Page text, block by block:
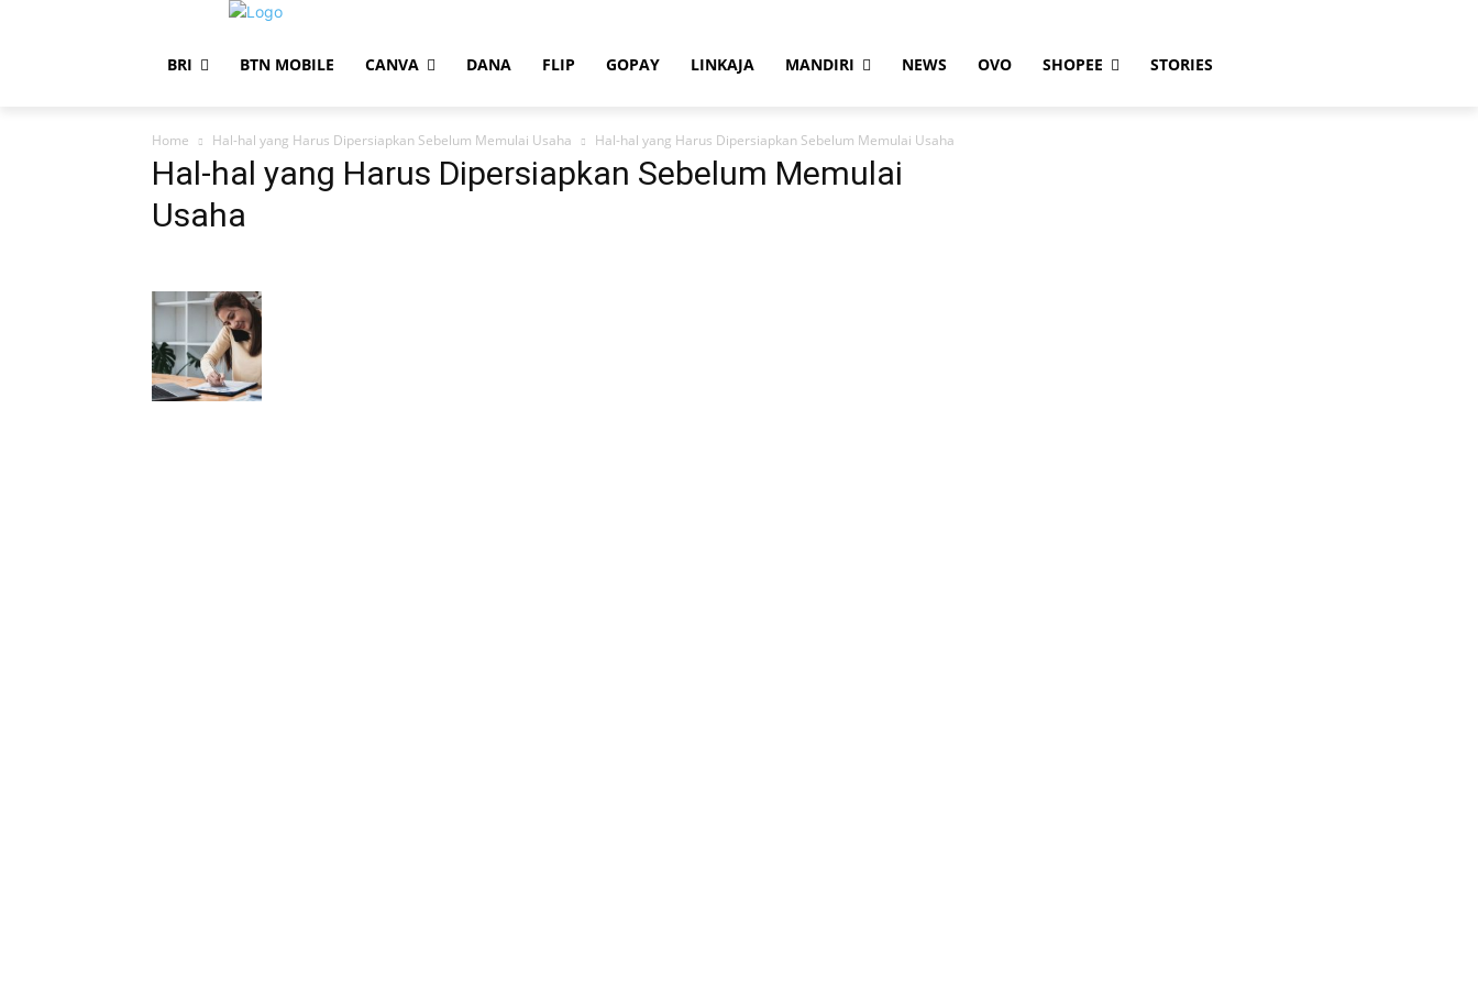
BRI BTN MOBILE CANVA DANA FLIP GOPAY LINKAJA MANDIRI NEWS OVO SHOPEE STORIES
Home Hal-hal yang Harus Dipersiapkan Sebelum Memulai Usaha Hal-hal yang Harus Dipersiapkan Sebelum Memulai Usaha
Hal-hal yang Harus Dipersiapkan Sebelum Memulai
Usaha